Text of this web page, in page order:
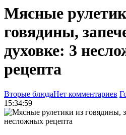
Мясные
говядины,
духовке: 3
рецепта
Вторые блюдаНет комментариев
15:34:59